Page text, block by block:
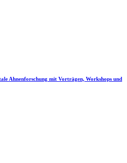
Ahnenforschung mit Vorträgen, Workshops und